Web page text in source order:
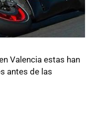
Valencia estas han
antes de las